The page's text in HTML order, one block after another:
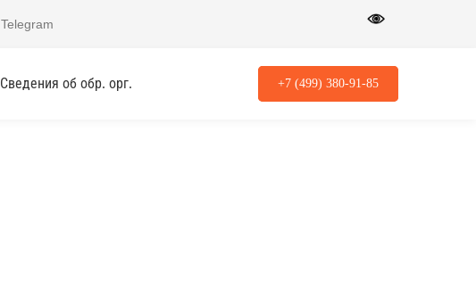
Telegram
Сведения об обр. орг. +7 (499) 380-91-85